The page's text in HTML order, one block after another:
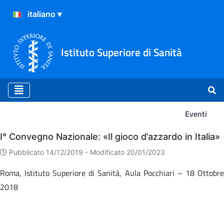
Istituto Superiore di Sanità
Eventi
Eventi
I° Convegno Nazionale: «Il gioco d’azzardo in Italia»
Pubblicato 14/12/2019 - Modificato 20/01/2023
Roma, Istituto Superiore di Sanità, Aula Pocchiari – 18 Ottobre
2018